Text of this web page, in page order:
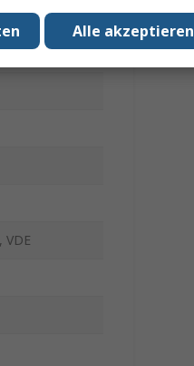
VDE
Alle akzeptieren